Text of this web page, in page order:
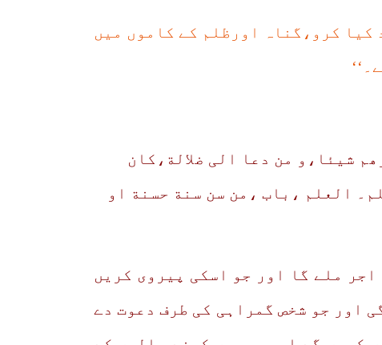
کیا کرو،گناہ اورظلم کے کاموں میں
شیئا،و من دعا الی ضلالة،کان
العلم ،باب ،من سن سنة حسنة او
ملے گا اور جو اسکی پیروی کریں
اور جو شخص گمراہی کی طرف دعوت دے